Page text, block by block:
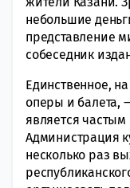
небольшие
представление
собеседник
Единственное,
оперы и балета,
является частым
Администрация
несколько раз